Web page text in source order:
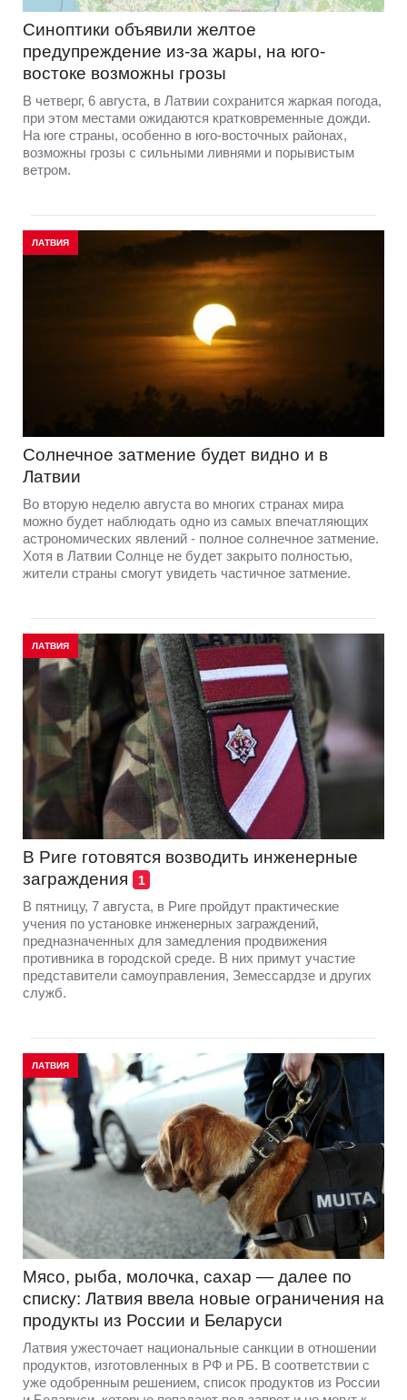
Синоптики объявили желтое
предупреждение из-за жары, на юго-
востоке возможны грозы
В четверг, 6 августа, в Латвии сохранится жаркая погода,
при этом местами ожидаются кратковременные дожди.
На юге страны, особенно в юго-восточных районах,
возможны грозы с сильными ливнями и порывистым
ветром.
ЛАТВИЯ
Солнечное затмение будет видно и в
Латвии
Во вторую неделю августа во многих странах мира
можно будет наблюдать одно из самых впечатляющих
астрономических явлений - полное солнечное затмение.
Хотя в Латвии Солнце не будет закрыто полностью,
жители страны смогут увидеть частичное затмение.
ЛАТВИЯ
В Риге готовятся возводить инженерные
заграждения
1
В пятницу, 7 августа, в Риге пройдут практические
учения по установке инженерных заграждений,
предназначенных для замедления продвижения
противника в городской среде. В них примут участие
представители самоуправления, Земессардзе и других
служб.
ЛАТВИЯ
Мясо, рыба, молочка, сахар — далее по
списку: Латвия ввела новые ограничения на
продукты из России и Беларуси
Латвия ужесточает национальные санкции в отношении
продуктов, изготовленных в РФ и РБ. В соответствии с
уже одобренным решением, список продуктов из России